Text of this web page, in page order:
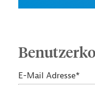
E-Mail Adresse*